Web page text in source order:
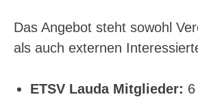
Das Angebot steht sowohl
als auch externen
ETSV Lauda Mitglieder: